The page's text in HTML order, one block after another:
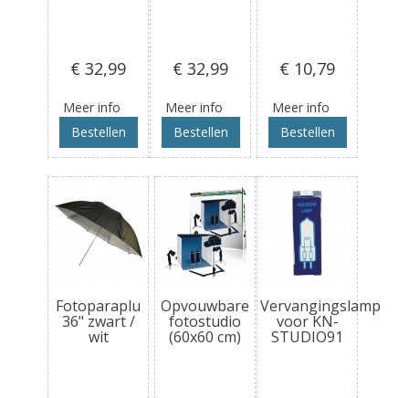
€ 32,99
Meer info
Bestellen
€ 32,99
Meer info
Bestellen
€ 10,79
Meer info
Bestellen
Fotoparaplu
36" zwart /
wit
Opvouwbare
fotostudio
(60x60 cm)
Vervangingslamp
voor KN-
STUDIO91